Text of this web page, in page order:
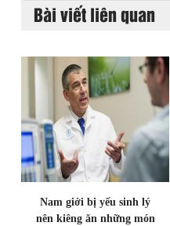
Bài viết liên quan
Nam giới bị yếu sinh lý
nên kiêng ăn những món